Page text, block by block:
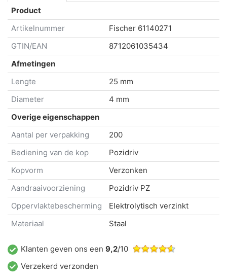
Product
Artikelnummer
Fischer 61140271
GTIN/EAN
8712061035434
Afmetingen
Lengte
25 mm
Diameter
4 mm
Overige eigenschappen
Aantal per verpakking
200
Bediening van de kop
Pozidriv
Kopvorm
Verzonken
Aandraaivoorziening
Pozidriv PZ
Oppervlaktebescherming
Elektrolytisch verzinkt
Materiaal
Staal
Klanten geven ons een 9,2/10
Verzekerd verzonden